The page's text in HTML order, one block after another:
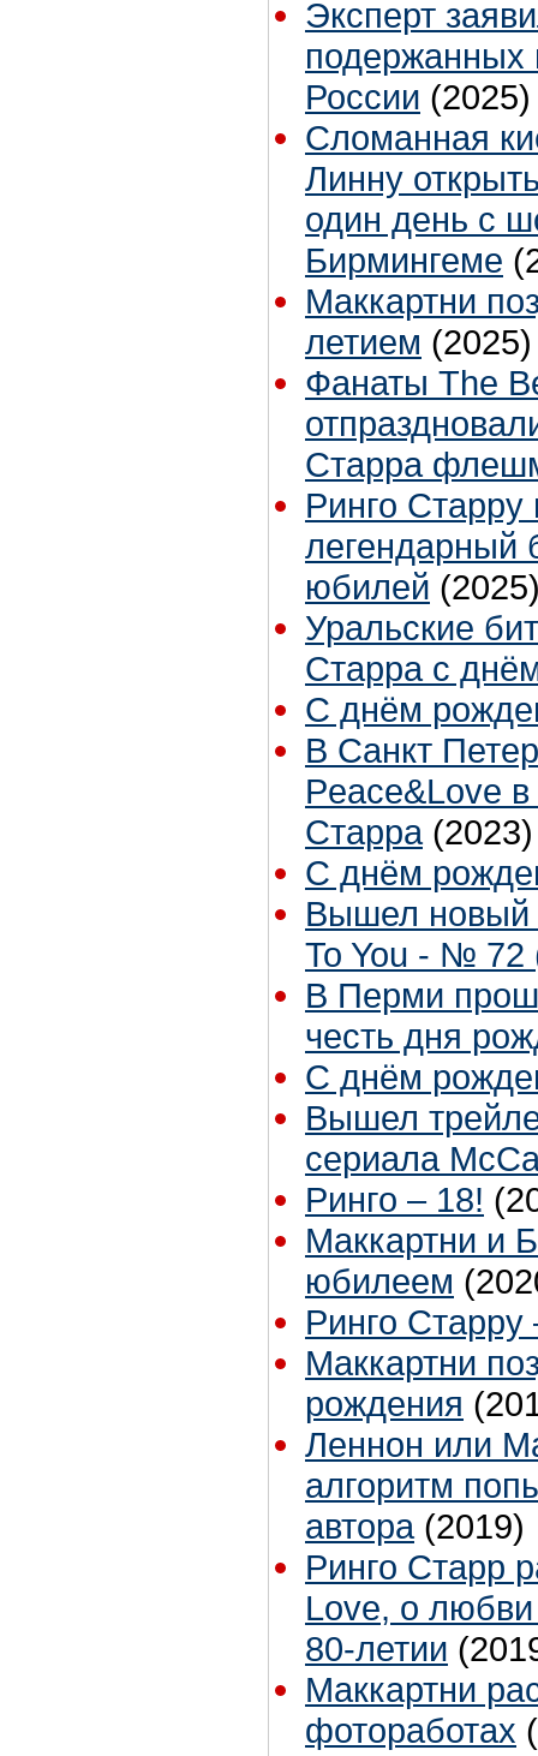
Эксперт
подержанных
России (2025)
Сломанная
Линну
один день с
Бирмингеме
Маккартни
летием (2025)
Фанаты The
Старра
Ринго Старру
легендарный
юбилей
Уральские
Старра с
С днём
В Санкт
Peace&Love
Старра (2023)
С днём
Вышел новый
To You - № 72
В Перми
честь дня
С днём
Вышел
сериала
Ринго – 18!
Маккартни и
юбилеем
Ринго Старру
Маккартни
рождения
Леннон или
алгоритм
автора (2019)
Ринго Старр
Love, о
80-летии
Маккартни
фотоработах